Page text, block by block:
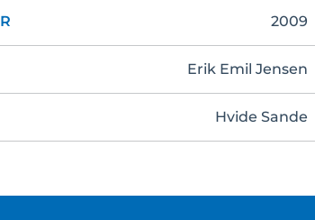
2009
Erik Emil Jensen
Hvide Sande